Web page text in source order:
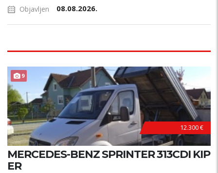
Objavljen 08.08.2026.
9
12.300 €
MERCEDES-BENZ SPRINTER 313CDI KIP
ER